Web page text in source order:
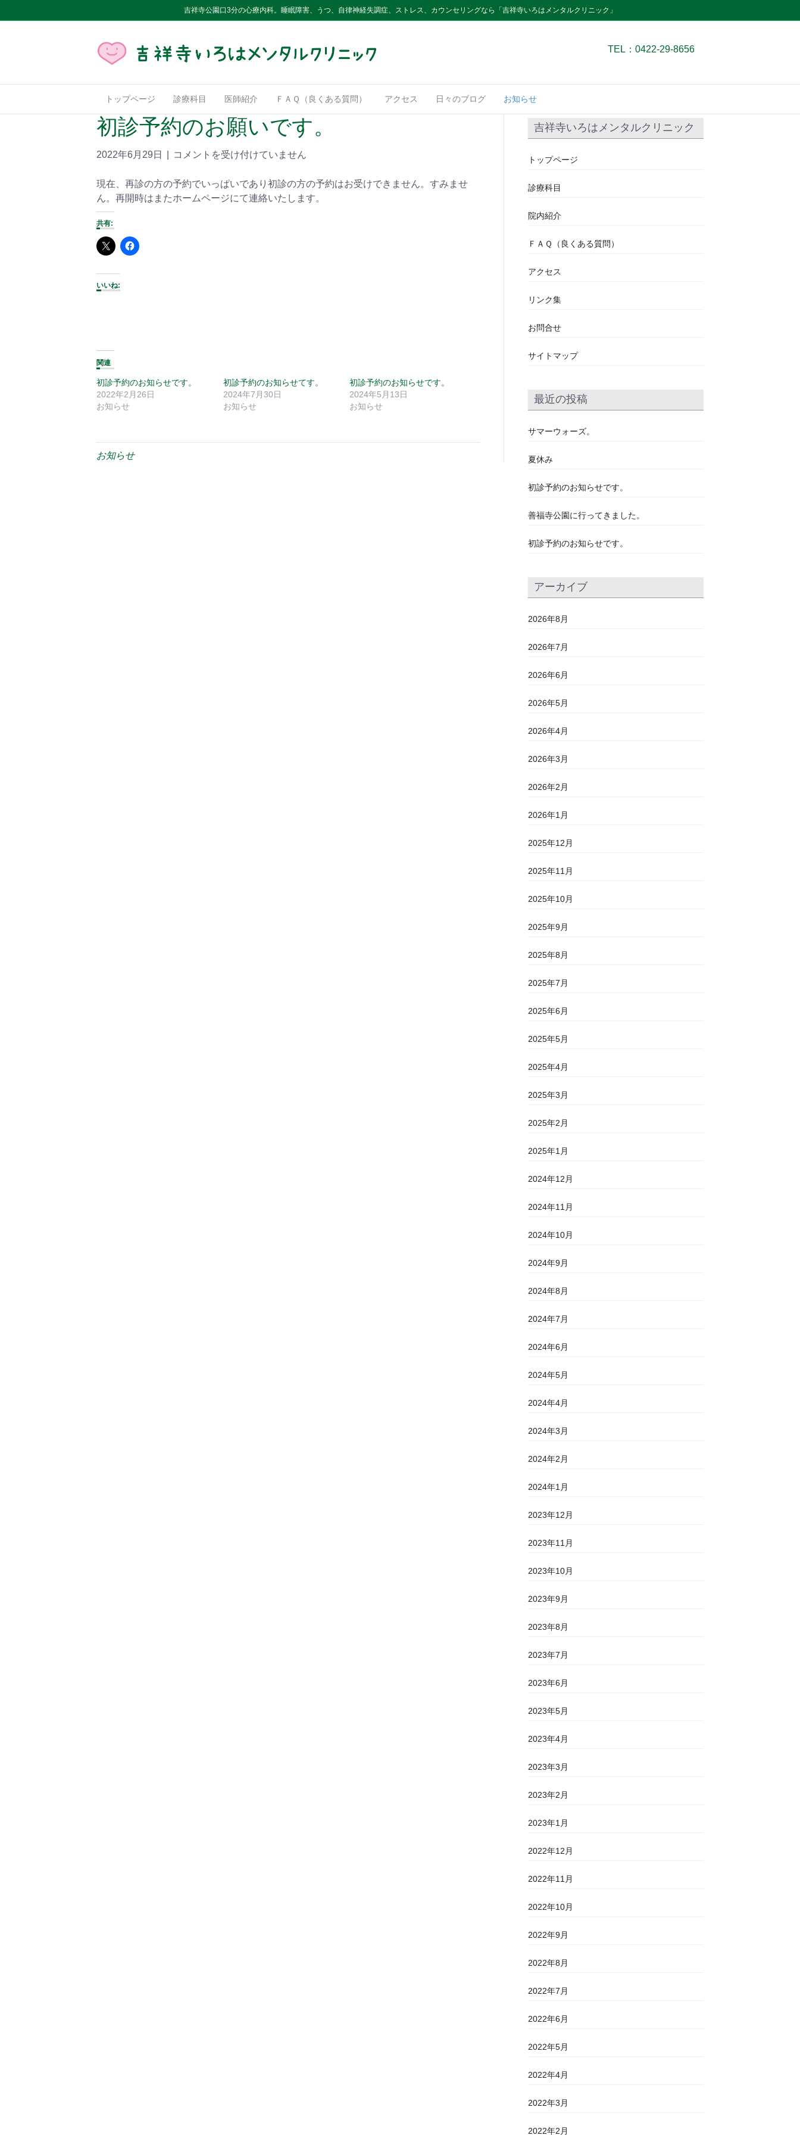
吉祥寺公園口3分の心療内科。睡眠障害、うつ、自律神経失調症、ストレス、カウンセリングなら「吉祥寺いろはメンタルクリニック」
TEL：0422-29-8656
トップページ 診療科目 医師紹介 ＦＡＱ（良くある質問） アクセス 日々のブログ お知らせ
初診予約のお願いです。
2022年6月29日 コメントを受け付けていません
現在、再診の方の予約でいっぱいであり初診の方の予約はお受けできません。すみませ
ん。再開時はまたホームページにて連絡いたします。
共有:
いいね:
関連
初診予約のお知らせです。
2022年2月26日
お知らせ
初診予約のお知らせてす。
2024年7月30日
お知らせ
初診予約のお知らせです。
2024年5月13日
お知らせ
お知らせ
吉祥寺いろはメンタルクリニック
トップページ
診療科目
院内紹介
ＦＡＱ（良くある質問）
アクセス
リンク集
お問合せ
サイトマップ
最近の投稿
サマーウォーズ。
夏休み
初診予約のお知らせです。
善福寺公園に行ってきました。
初診予約のお知らせです。
アーカイブ
2026年8月
2026年7月
2026年6月
2026年5月
2026年4月
2026年3月
2026年2月
2026年1月
2025年12月
2025年11月
2025年10月
2025年9月
2025年8月
2025年7月
2025年6月
2025年5月
2025年4月
2025年3月
2025年2月
2025年1月
2024年12月
2024年11月
2024年10月
2024年9月
2024年8月
2024年7月
2024年6月
2024年5月
2024年4月
2024年3月
2024年2月
2024年1月
2023年12月
2023年11月
2023年10月
2023年9月
2023年8月
2023年7月
2023年6月
2023年5月
2023年4月
2023年3月
2023年2月
2023年1月
2022年12月
2022年11月
2022年10月
2022年9月
2022年8月
2022年7月
2022年6月
2022年5月
2022年4月
2022年3月
2022年2月